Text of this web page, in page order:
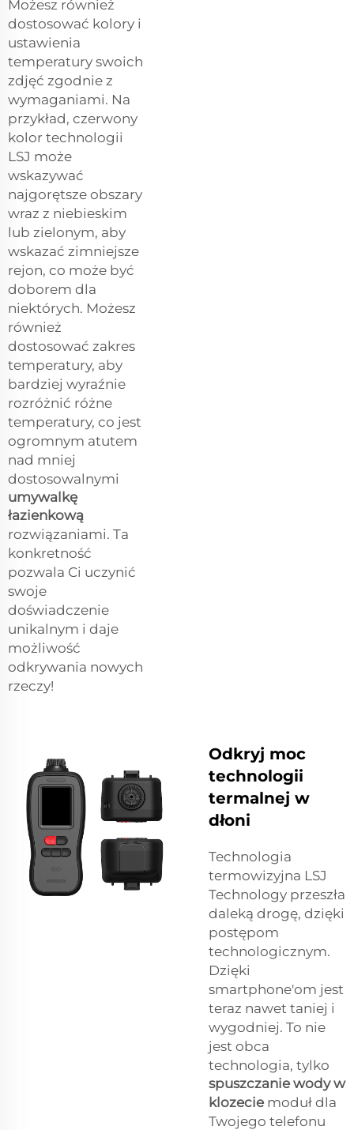
Możesz również
dostosować kolory i
ustawienia
temperatury swoich
zdjęć zgodnie z
wymaganiami. Na
przykład, czerwony
kolor technologii
LSJ może
wskazywać
najgorętsze obszary
wraz z niebieskim
lub zielonym, aby
wskazać zimniejsze
rejon, co może być
doborem dla
niektórych. Możesz
również
dostosować zakres
temperatury, aby
bardziej wyraźnie
rozróżnić różne
temperatury, co jest
ogromnym atutem
nad mniej
dostosowalnymi
umywalkę
łazienkową
rozwiązaniami. Ta
konkretność
pozwala Ci uczynić
swoje
doświadczenie
unikalnym i daje
możliwość
odkrywania nowych
rzeczy!
Odkryj moc
technologii
termalnej w
dłoni
Technologia
termowizyjna LSJ
Technology przeszła
daleką drogę, dzięki
postępom
technologicznym.
Dzięki
smartphone'om jest
teraz nawet taniej i
wygodniej. To nie
jest obca
technologia, tylko
spuszczanie wody w
klozecie moduł dla
Twojego telefonu